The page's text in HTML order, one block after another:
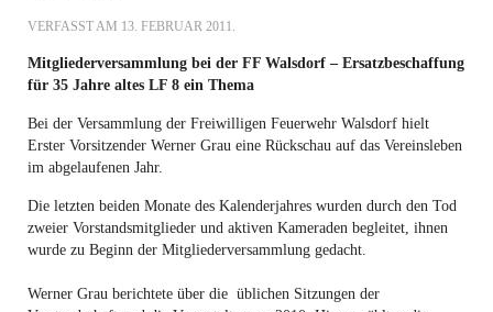
VERFASST AM 13. FEBRUAR 2011.
Mitgliederversammlung bei der FF Walsdorf – Ersatzbeschaffung
für 35 Jahre altes LF 8 ein Thema
Bei der Versammlung der Freiwilligen Feuerwehr Walsdorf hielt
Erster Vorsitzender Werner Grau eine Rückschau auf das Vereinsleben
im abgelaufenen Jahr.
Die letzten beiden Monate des Kalenderjahres wurden durch den Tod
zweier Vorstandsmitglieder und aktiven Kameraden begleitet, ihnen
wurde zu Beginn der Mitgliederversammlung gedacht.
Werner Grau berichtete über die üblichen Sitzungen der